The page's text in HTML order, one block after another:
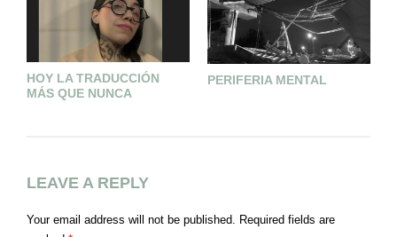
HOY LA TRADUCCIÓN
MÁS QUE NUNCA
PERIFERIA MENTAL
LEAVE A REPLY
Your email address will not be published. Required fields are